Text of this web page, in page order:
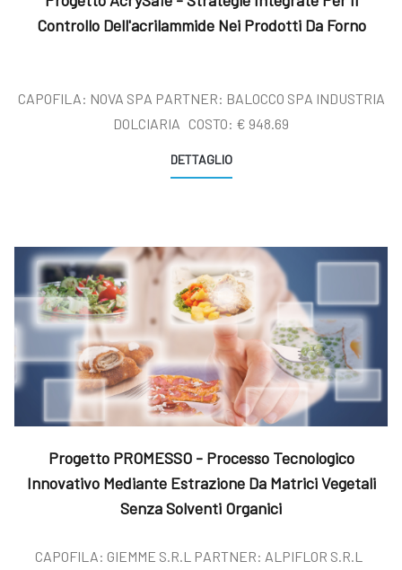
Controllo Dell'acrilammide Nei Prodotti Da Forno
CAPOFILA: NOVA SPA PARTNER: BALOCCO SPA INDUSTRIA
DOLCIARIA COSTO: € 948.69
DETTAGLIO
Progetto PROMESSO - Processo Tecnologico
Innovativo Mediante Estrazione Da Matrici Vegetali
Senza Solventi Organici
CAPOFILA: GIEMME S.R.L PARTNER: ALPIFLOR S.R.L